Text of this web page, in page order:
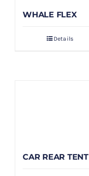
WHALE FLEX
Details
CAR REAR TENT